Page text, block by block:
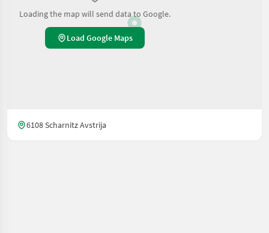
Loading the map will send data to Google.
Load Google Maps
6108 Scharnitz Avstrija